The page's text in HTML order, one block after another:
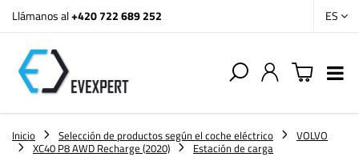
Llámanos al+420 722 689 252 ES
Inicio Selección de productos según el coche eléctrico
VOLVO
XC40 P8 AWD Recharge (2020)
Estación de carga